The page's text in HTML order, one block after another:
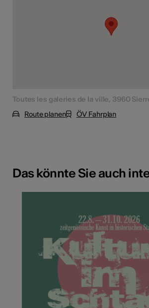
Toutes les galeries de la ville, 3960
Route planen
ÖV Fahrplan
Das könnte Sie auch